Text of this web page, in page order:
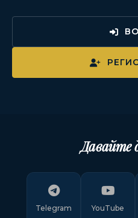
Давайте
Telegram YouTube